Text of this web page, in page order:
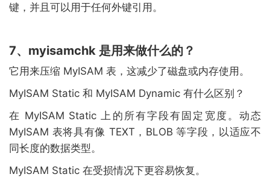
键，并且可以用于任何外键引用。
7、myisamchk 是用来做什么的？
它用来压缩 MyISAM 表，这减少了磁盘或内存使用。
MyISAM Static 和 MyISAM Dynamic 有什么区别？
在 MyISAM Static 上的所有字段有固定宽度。动态
MyISAM 表将具有像 TEXT，BLOB 等字段，以适应不
同长度的数据类型。
MyISAM Static 在受损情况下更容易恢复。